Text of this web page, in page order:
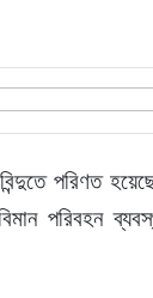
পরিণত
পরিবহন